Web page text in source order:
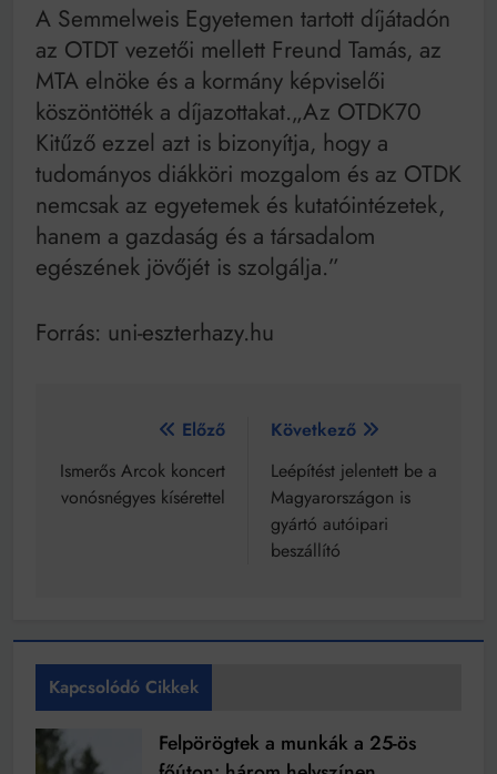
A Semmelweis Egyetemen tartott díjátadón
az OTDT vezetői mellett Freund Tamás, az
MTA elnöke és a kormány képviselői
köszöntötték a díjazottakat.„Az OTDK70
Kitűző ezzel azt is bizonyítja, hogy a
tudományos diákköri mozgalom és az OTDK
nemcsak az egyetemek és kutatóintézetek,
hanem a gazdaság és a társadalom
egészének jövőjét is szolgálja.”
Forrás: uni-eszterhazy.hu
Bejegyzés
navigáció
Előző
Ismerős Arcok koncert
vonósnégyes kísérettel
Következő
Leépítést jelentett be a
Magyarországon is
gyártó autóipari
beszállító
Kapcsolódó Cikkek
Felpörögtek a munkák a 25-ös